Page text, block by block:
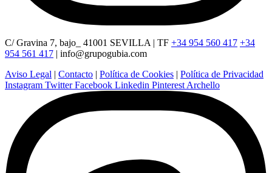
C/ Gravina 7, bajo_ 41001 SEVILLA | TF +34 954 560 417 +34
954 561 417 | info@grupogubia.com
Aviso Legal | Contacto | Política de Cookies | Política de Privacidad
Instagram Twitter Facebook Linkedin Pinterest Archello